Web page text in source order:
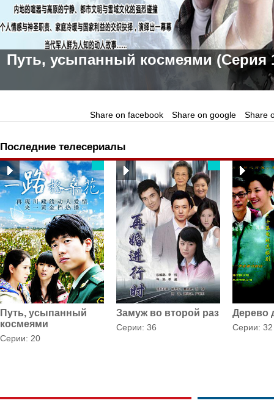
Путь, усыпанный космеями (Серия
Share on facebook Share on google Share
Последние телесериалы
Путь, усыпанный
космеями
Серии: 20
Замуж во второй раз
Серии: 36
Дерево
Серии: 32